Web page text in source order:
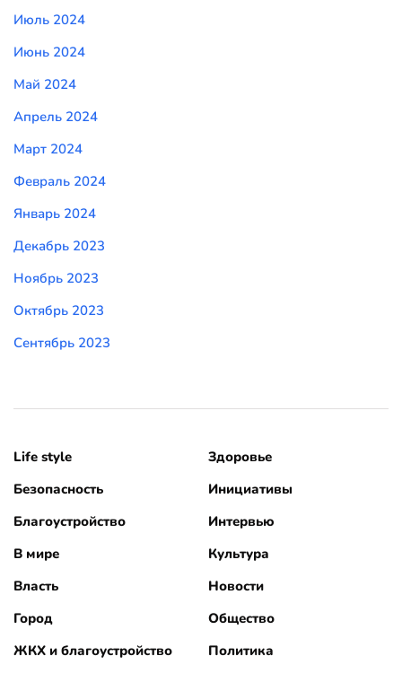
Июль 2024
Июнь 2024
Май 2024
Апрель 2024
Март 2024
Февраль 2024
Январь 2024
Декабрь 2023
Ноябрь 2023
Октябрь 2023
Сентябрь 2023
Life style
Безопасность
Благоустройство
В мире
Власть
Город
ЖКХ и благоустройство
Здоровье
Инициативы
Интервью
Культура
Новости
Общество
Политика